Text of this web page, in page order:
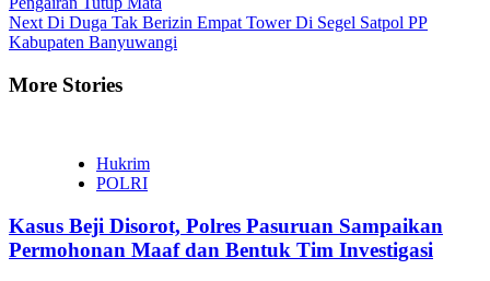
Reading
Next Di Duga Tak Berizin Empat Tower Di Segel Satpol PP
Kabupaten Banyuwangi
More Stories
Hukrim
POLRI
Kasus Beji Disorot, Polres Pasuruan Sampaikan
Permohonan Maaf dan Bentuk Tim Investigasi